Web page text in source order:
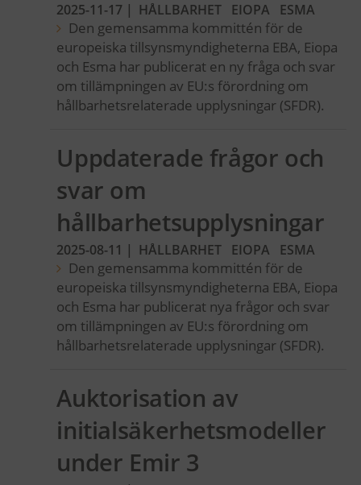
2025-11-17 | HÅLLBARHET EIOPA ESMA
Den gemensamma kommittén för de
europeiska tillsynsmyndigheterna EBA, Eiopa
och Esma har publicerat en ny fråga och svar
om tillämpningen av EU:s förordning om
hållbarhetsrelaterade upplysningar (SFDR).
Uppdaterade frågor och
svar om
hållbarhetsupplysningar
2025-08-11 | HÅLLBARHET EIOPA ESMA
Den gemensamma kommittén för de
europeiska tillsynsmyndigheterna EBA, Eiopa
och Esma har publicerat nya frågor och svar
om tillämpningen av EU:s förordning om
hållbarhetsrelaterade upplysningar (SFDR).
Auktorisation av
initialsäkerhetsmodeller
under Emir 3